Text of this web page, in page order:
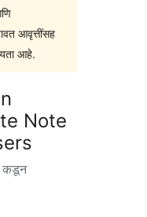
आवृत्तींसह
आहे.
Note
कडून